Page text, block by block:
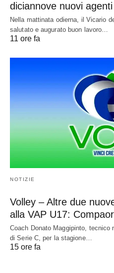
diciannove nuovi
Nella mattinata odierna, il Vicario
salutato e augurato buon lavoro…
11 ore fa
NOTIZIE
Volley – Altre due
alla VAP U17:
Coach Donato Maggipinto, tecnico
di Serie C, per la stagione…
15 ore fa